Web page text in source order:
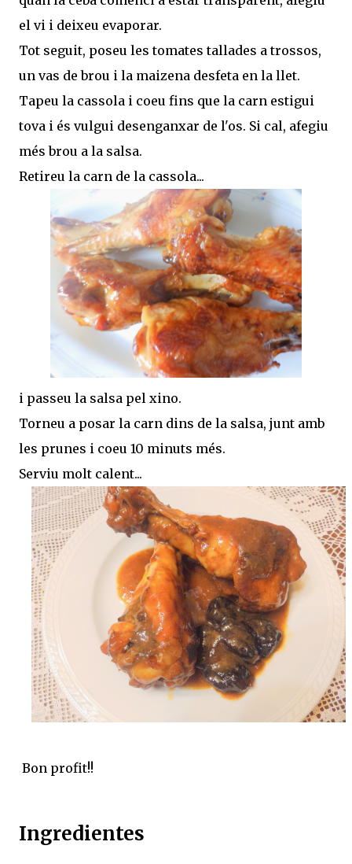
el vi i deixeu evaporar.
Tot seguit, poseu les tomates tallades a trossos,
un vas de brou i la maizena desfeta en la llet.
Tapeu la cassola i coeu fins que la carn estigui
tova i és vulgui desenganxar de l'os. Si cal, afegiu
més brou a la salsa.
Retireu la carn de la cassola...
i passeu la salsa pel xino.
Torneu a posar la carn dins de la salsa, junt amb
les prunes i coeu 10 minuts més.
Serviu molt calent...
Bon profit!!
Ingredientes